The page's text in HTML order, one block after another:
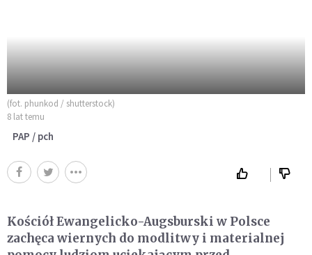
(fot. phunkod / shutterstock)
8 lat temu
PAP / pch
Kościół Ewangelicko-Augsburski w Polsce
zachęca wiernych do modlitwy i materialnej